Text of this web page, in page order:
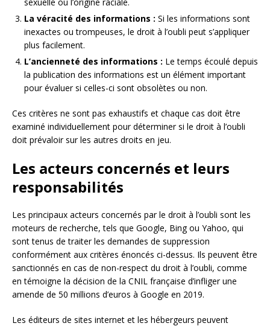
La véracité des informations : Si les informations sont
inexactes ou trompeuses, le droit à l’oubli peut s’appliquer
plus facilement.
L’ancienneté des informations : Le temps écoulé depuis
la publication des informations est un élément important
pour évaluer si celles-ci sont obsolètes ou non.
Ces critères ne sont pas exhaustifs et chaque cas doit être
examiné individuellement pour déterminer si le droit à l’oubli
doit prévaloir sur les autres droits en jeu.
Les acteurs concernés et leurs
responsabilités
Les principaux acteurs concernés par le droit à l’oubli sont les
moteurs de recherche, tels que Google, Bing ou Yahoo, qui
sont tenus de traiter les demandes de suppression
conformément aux critères énoncés ci-dessus. Ils peuvent être
sanctionnés en cas de non-respect du droit à l’oubli, comme
en témoigne la décision de la CNIL française d’infliger une
amende de 50 millions d’euros à Google en 2019.
Les éditeurs de sites internet et les hébergeurs peuvent